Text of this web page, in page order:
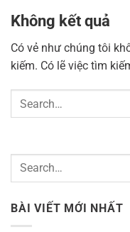
Không kết quả
Có vẻ như chúng tôi
kiếm. Có lẽ việc tìm
BÀI VIẾT MỚI NHẤT